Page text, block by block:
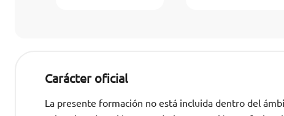
Carácter oficial
La presente formación no está incluida dentro del